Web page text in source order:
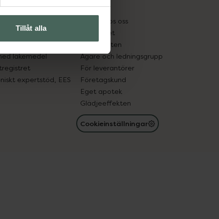
Tillåt alla
in gammal medicin
läkemedel
expertstöd, EES
Pressrum
Jobba hos oss
Hållbarhet
Samarbeten
Ägare och ledningsgrupp
För leverantörer
Företagskund
Eget apotek
Glädjeeffekten
Cookieinställningar